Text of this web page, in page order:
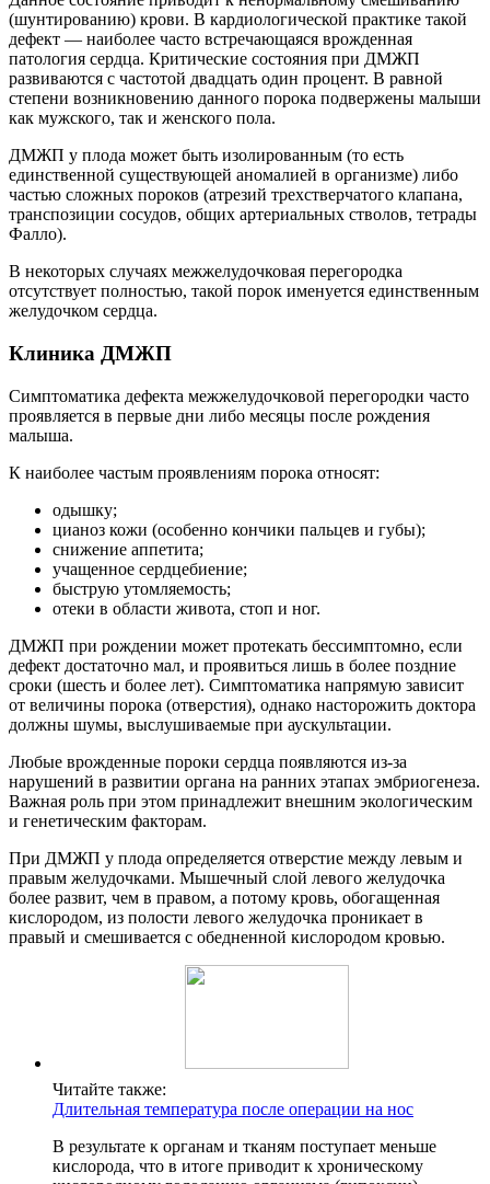
(шунтированию) крови. В кардиологической практике такой
дефект — наиболее часто встречающаяся врожденная
патология сердца. Критические состояния при ДМЖП
развиваются с частотой двадцать один процент. В равной
степени возникновению данного порока подвержены малыши
как мужского, так и женского пола.
ДМЖП у плода может быть изолированным (то есть
единственной существующей аномалией в организме) либо
частью сложных пороков (атрезий трехстверчатого клапана,
транспозиции сосудов, общих артериальных стволов, тетрады
Фалло).
В некоторых случаях межжелудочковая перегородка
отсутствует полностью, такой порок именуется единственным
желудочком сердца.
Клиника ДМЖП
Симптоматика дефекта межжелудочковой перегородки часто
проявляется в первые дни либо месяцы после рождения
малыша.
К наиболее частым проявлениям порока относят:
одышку;
цианоз кожи (особенно кончики пальцев и губы);
снижение аппетита;
учащенное сердцебиение;
быструю утомляемость;
отеки в области живота, стоп и ног.
ДМЖП при рождении может протекать бессимптомно, если
дефект достаточно мал, и проявиться лишь в более поздние
сроки (шесть и более лет). Симптоматика напрямую зависит
от величины порока (отверстия), однако насторожить доктора
должны шумы, выслушиваемые при аускультации.
Любые врожденные пороки сердца появляются из-за
нарушений в развитии органа на ранних этапах эмбриогенеза.
Важная роль при этом принадлежит внешним экологическим
и генетическим факторам.
При ДМЖП у плода определяется отверстие между левым и
правым желудочками. Мышечный слой левого желудочка
более развит, чем в правом, а потому кровь, обогащенная
кислородом, из полости левого желудочка проникает в
правый и смешивается с обедненной кислородом кровью.
Читайте также:
Длительная температура после операции на нос
В результате к органам и тканям поступает меньше
кислорода, что в итоге приводит к хроническому